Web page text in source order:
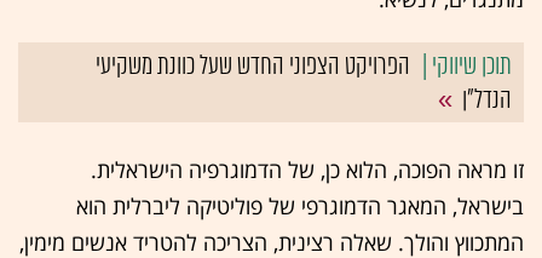
הפרויקט הצפוני החדש שעל כוונת משקיעי
הנדל"ן
זו מראה הפוכה, הלוא כן, של הדמוגרפיה הישראלית.
בישראל, המאגר הדמוגרפי של פוליטיקה ליברלית הוא
המתכווץ והולך. שאלה רצינית, הצריכה להטריד אנשים מימין,